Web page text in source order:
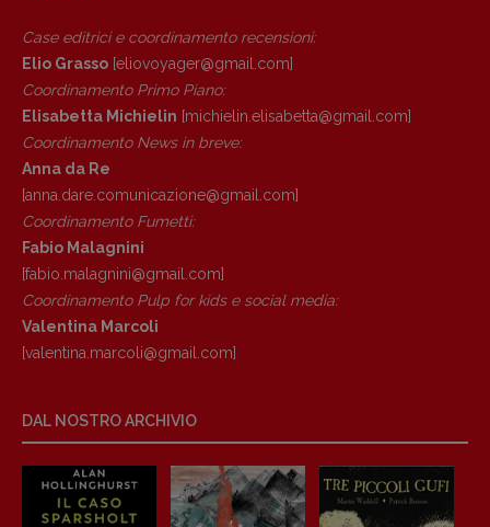
Copyright © 2018 – 2023 Pulp Magazine –
Associazione Pulp Magazine – registrazione
Case editrici e coordinamento recensioni:
Elio Grasso [eliovoyager@gmail.com]
Coordinamento Primo Piano:
Elisabetta Michielin [michielin.elisabetta@gmail.com]
Coordinamento News in breve:
Anna da Re
[anna.dare.comunicazione@gmail. com]
Coordinamento Fumetti:
Fabio Malagnini
[fabio.malagnini@gmail. com]
Coordinamento Pulp for kids e social media:
Valentina Marcoli
[valentina.marcoli@gmail. com]
DAL NOSTRO ARCHIVIO